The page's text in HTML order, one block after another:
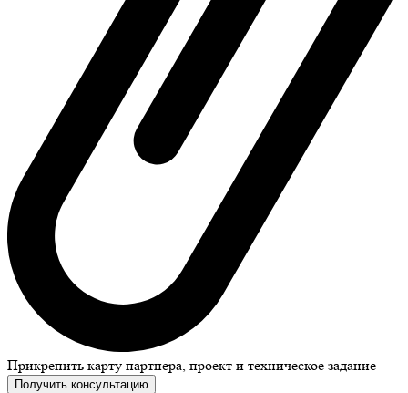
Прикрепить карту партнера, проект и техническое задание
Получить консультацию